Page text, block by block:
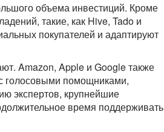
объема инвестиций. Кроме
такие, как Hive, Tado и
покупателей и адаптируют
Amazon, Apple и Google также
голосовыми помощниками,
экспертов, крупнейшие
время поддерживать